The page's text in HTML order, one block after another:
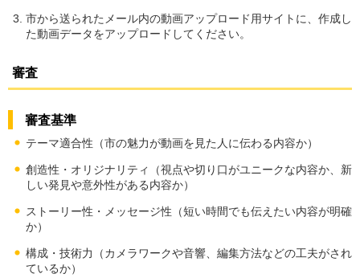
市から送られたメール内の動画アップロード用サイトに、作成し
た動画データをアップロードしてください。
審査
審査基準
テーマ適合性（市の魅力が動画を見た人に伝わる内容か）
創造性・オリジナリティ（視点や切り口がユニークな内容か、新
しい発見や意外性がある内容か）
ストーリー性・メッセージ性（短い時間でも伝えたい内容が明確
か）
構成・技術力（カメラワークや音響、編集方法などの工夫がされ
ているか）